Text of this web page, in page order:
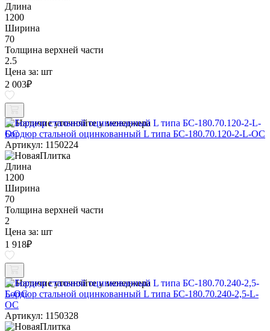
Длина
1200
Ширина
70
Толщина верхней части
2.5
Цена за: шт
2 003₽
Наличие уточняйте у менеджера
Бордюр стальной оцинкованный L типа БС-180.70.120-2-L-ОС
Артикул: 1150224
Длина
1200
Ширина
70
Толщина верхней части
2
Цена за: шт
1 918₽
Наличие уточняйте у менеджера
Бордюр стальной оцинкованный L типа БС-180.70.240-2,5-L-
ОС
Артикул: 1150328